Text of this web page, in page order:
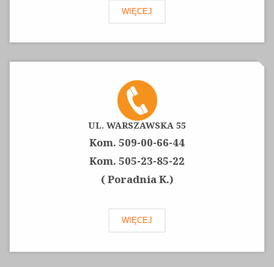
WIĘCEJ
UL. WARSZAWSKA 55
Kom. 509-00-66-44
Kom. 505-23-85-22
( Poradnia K.)
WIĘCEJ